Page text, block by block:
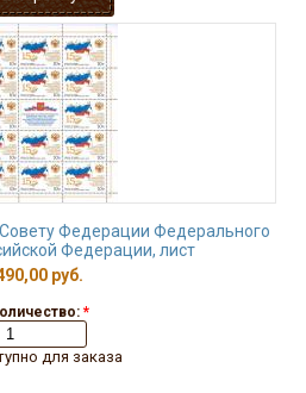
Совету Федерации Федерального
Федерации, лист
руб.
*
для заказа